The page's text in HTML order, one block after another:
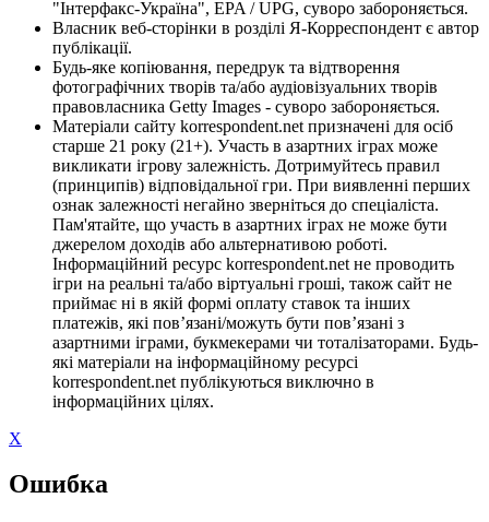
"Інтерфакс-Україна", EPA / UPG, суворо забороняється.
Власник веб-сторінки в розділі Я-Корреспондент є автор
публікації.
Будь-яке копіювання, передрук та відтворення
фотографічних творів та/або аудіовізуальних творів
правовласника Getty Images - суворо забороняється.
Матеріали сайту korrespondent.net призначені для осіб
старше 21 року (21+). Участь в азартних іграх може
викликати ігрову залежність. Дотримуйтесь правил
(принципів) відповідальної гри. При виявленні перших
ознак залежності негайно зверніться до спеціаліста.
Пам'ятайте, що участь в азартних іграх не може бути
джерелом доходів або альтернативою роботі.
Інформаційний ресурс korrespondent.net не проводить
ігри на реальні та/або віртуальні гроші, також сайт не
приймає ні в якій формі оплату ставок та інших
платежів, які пов’язані/можуть бути пов’язані з
азартними іграми, букмекерами чи тоталізаторами. Будь-
які матеріали на інформаційному ресурсі
korrespondent.net публікуються виключно в
інформаційних цілях.
X
Ошибка